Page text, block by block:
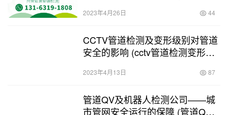
2023年4月26日 44
CCTV管道检测及变形级别对管道
安全的影响 (cctv管道检测变形级
2023年4月13日 87
管道QV及机器人检测公司——城
市管网安全运行的保障 (管道QV